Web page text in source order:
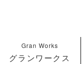
Gran Works
グランワークス